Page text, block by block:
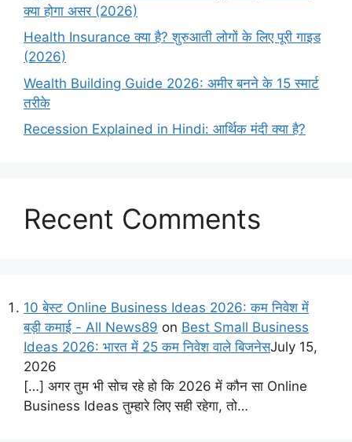
क्या होगा असर (2026)
Health Insurance क्या है? शुरुआती लोगों के लिए पूरी गाइड
(2026)
Wealth Building Guide 2026: अमीर बनने के 15 स्मार्ट
तरीके
Recession Explained in Hindi: आर्थिक मंदी क्या है?
Recent Comments
10 बेस्ट Online Business Ideas 2026: कम निवेश में
बड़ी कमाई - All News89 on Best Small Business
Ideas 2026: भारत में 25 कम निवेश वाले बिजनेसJuly 15,
2026
[…] अगर तुम भी सोच रहे हो कि 2026 में कौन सा Online
Business Ideas तुम्हारे लिए सही रहेगा, तो…